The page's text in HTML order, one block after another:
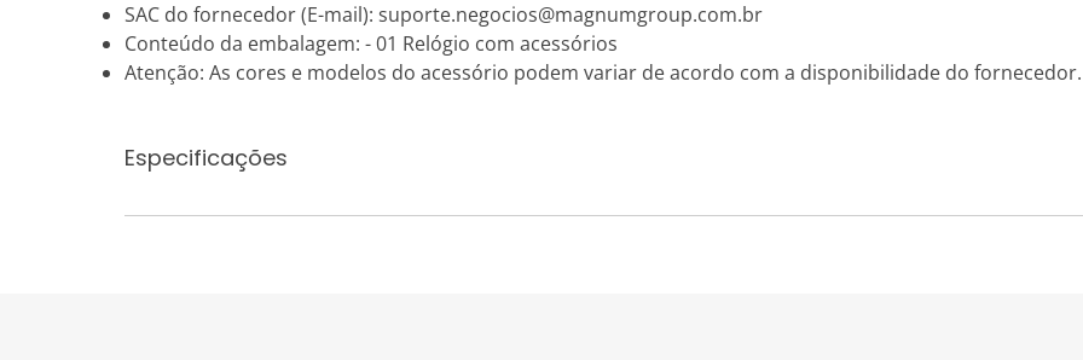
SAC do fornecedor (E-mail): suporte.negocios@magnumgroup.com.br
Conteúdo da embalagem: - 01 Relógio com acessórios
Atenção: As cores e modelos do acessório podem variar de acordo com a disponibilidade do fornecedor.
Especificações